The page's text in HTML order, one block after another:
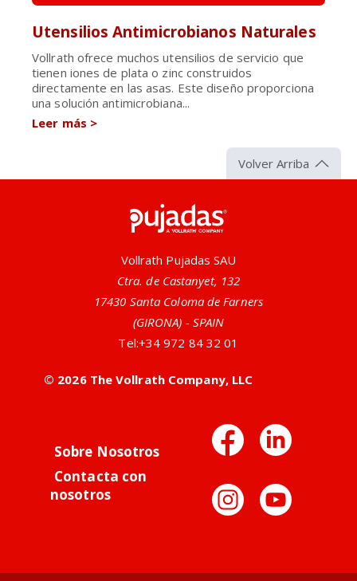
Utensilios Antimicrobianos Naturales
Vollrath ofrece muchos utensilios de servicio que
tienen iones de plata o zinc construidos
directamente en las asas. Este diseño proporciona
una solución antimicrobiana...
Leer más >
Volver Arriba
Vollrath Pujadas SAU
Ctra. de Castanyet, 132
17430 Santa Coloma de Farners
(GIRONA) - SPAIN
Tel:+34 972 84 32 01
© 2026 The Vollrath Company, LLC
Sobre Nosotros
Contacta con
nosotros